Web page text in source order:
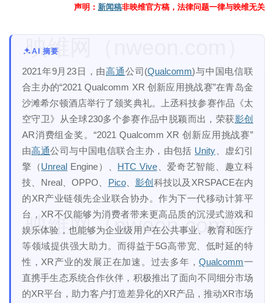
声明： 新闻稿非映维官方稿，法律问题一律与映维无关
AI 摘要
2021年9月23日，由高通公司(Qualcomm)与中国电信联
合主办的“2021 Qualcomm XR 创新应用挑战赛”在青岛金
沙滩希尔顿酒店举行了颁奖典礼。上丞科技参赛作品《太
空守卫》从全球230多个参赛作品中脱颖而出，荣获影创
AR消费组金奖。“2021 Qualcomm XR 创新应用挑战赛”
由高通公司与中国电信联合主办，由包括 Unity 、虚幻引
擎（Unreal Engine）、 HTC Vive、爱奇艺智能、趣立科
技、Nreal、OPPO、 Pico、 影创 科技以及XRSPACE在内
的XR产业链领先企业联合协办。作为下一代移动计算平
台，XR不仅能够为消费者带来更高品质的沉浸式游戏和
娱乐体验，也能够为企业级用户在公共事业、教育和医疗
等领域提供强大助力。而得益于5G高带宽、低时延的特
性，XR产业的发展正在加速。过去多年，Qualcomm一
直携手生态系统合作伙伴，积极推出了面向不同细分市场
的XR平台，助力客户打造差异化的XR产品，推动XR市场
映维网（nweon.com）
映维网（nweon.com）